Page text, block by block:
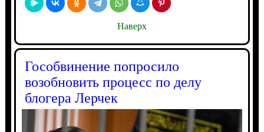
Наверх
Гособвинение попросило
возобновить процесс по делу
блогера Лерчек